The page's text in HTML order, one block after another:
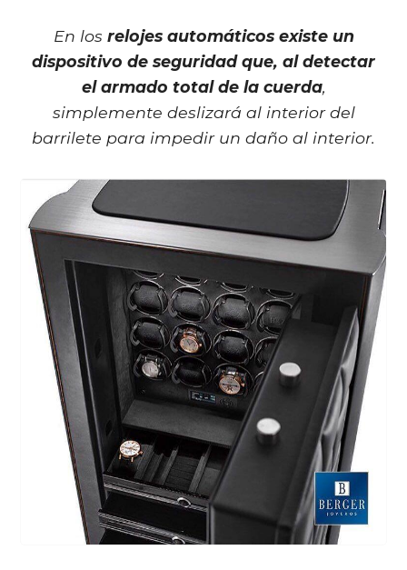
En los relojes automáticos existe un
dispositivo de seguridad que, al detectar
el armado total de la cuerda,
simplemente deslizará al interior del
barrilete para impedir un daño al interior.